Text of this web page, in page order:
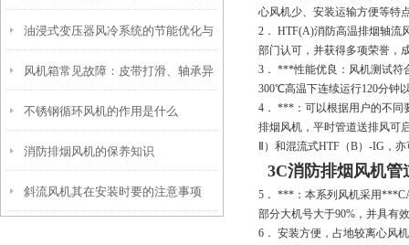
换与皮带轮对中校准
油浸式变压器风冷系统的节能优化与
智能控制技术
风机箱常见故障：皮带打滑、轴承异
响的原因与排除
不锈钢循环风机的作用是什么
消防排烟风机的保养知识
斜流风机其在安装时要的注意事项
心风机少、安装运输方便等特
2． HTF(A)消防高温排烟轴流
部门认可，并获得多项荣誉，
3． ***性能优良：风机测试符
300℃高温下连续运行120分钟
4． ***：可以根据用户的不同
排烟风机，平时管道送排风可
Ⅱ）和混流式HTF（B）-IG，
3C消防排烟风机管
5． ***：本系列风机采用
部分大机号大于90%，并具有
6． 安装方便，占地较离心风